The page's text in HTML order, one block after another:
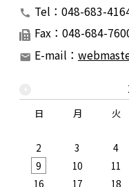
Tel：048-683-
Fax：048-684-
E-mail：
日 月 火
2
3 4
9
10 11
16
17 18